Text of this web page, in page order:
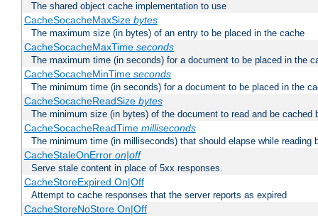
The shared object cache implementation to use
CacheSocacheMaxSize bytes
The maximum size (in bytes) of an entry to be placed in the cache
CacheSocacheMaxTime seconds
The maximum time (in seconds) for a document to be placed in the
CacheSocacheMinTime seconds
The minimum time (in seconds) for a document to be placed in the
CacheSocacheReadSize bytes
The minimum size (in bytes) of the document to read and be cached
CacheSocacheReadTime milliseconds
The minimum time (in milliseconds) that should elapse while reading
CacheStaleOnError on|off
Serve stale content in place of 5xx responses.
CacheStoreExpired On|Off
Attempt to cache responses that the server reports as expired
CacheStoreNoStore On|Off